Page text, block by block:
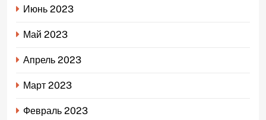
Июнь 2023
Май 2023
Апрель 2023
Март 2023
Февраль 2023